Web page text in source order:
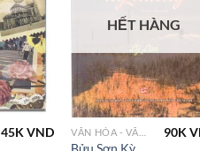
45KVND
HẾT HÀNG
Bửu Sơn Kỳ
90K